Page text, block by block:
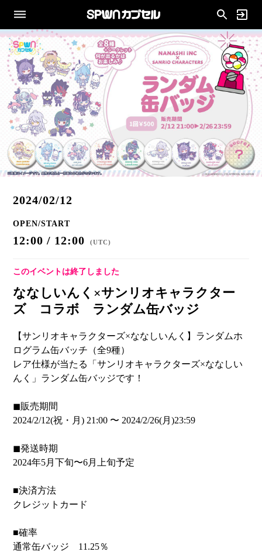
2024/02/12
OPEN/START
12:00 / 12:00 (UTC)
このイベントは終了しました
ななしいんく×サンリオキャラクター
ズ コラボ ランダム缶バッジ
【サンリオキャラクターズ×ななしいんく】ランダムホ
ログラム缶バッチ（全9種）
レア仕様が当たる「サンリオキャラクターズ×ななしい
んく」ランダム缶バッジです！
◼販売期間
2024/2/12(祝・月) 21:00 〜 2024/2/26(月)23:59
◼︎発送時期
2024年5月下旬〜6月上旬予定
■決済方法
クレジットカード
■確率
通常缶バッジ 11.25％